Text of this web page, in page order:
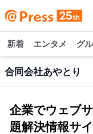
新着 エンタメ グ
合同会社あやとり
企業でウェブ
題解決情報サ